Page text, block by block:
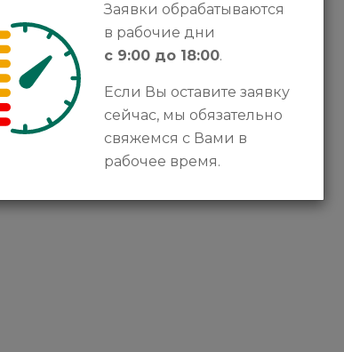
Заявки обрабатываются
в рабочие дни
с 9:00 до 18:00.
Если Вы оставите заявку
сейчас, мы обязательно
свяжемся с Вами в
рабочее время.